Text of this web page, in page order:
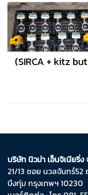
บริษัท นิวม่า เอ็นจิเนียริ่ง
21/13 ซอย นวลจันทร์​
บึงกุ่ม​ กรุงเทพฯ​ 10230